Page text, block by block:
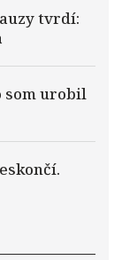
tvrdí:
som urobil